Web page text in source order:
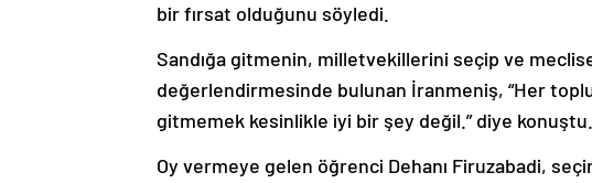
bir fırsat olduğunu söyledi.
Sandığa gitmenin, milletvekillerini seçip ve
değerlendirmesinde bulunan İranmeniş, “Her
gitmemek kesinlikle iyi bir şey değil.” diye konuştu.
Oy vermeye gelen öğrenci Dehanı Firuzabadi,